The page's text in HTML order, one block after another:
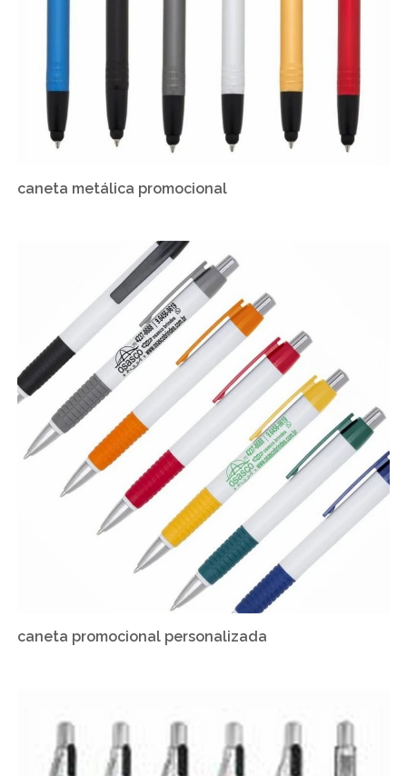
caneta metálica promocional
caneta promocional personalizada